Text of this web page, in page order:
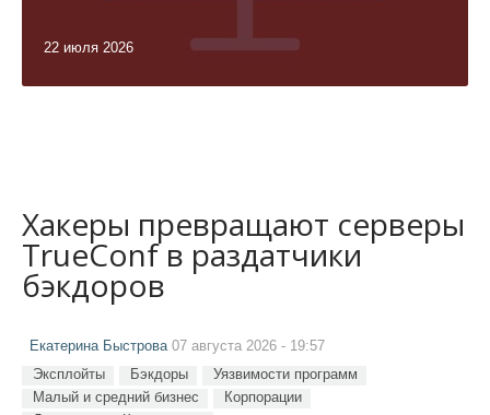
22 июля 2026
Хакеры превращают серверы
TrueConf в раздатчики
бэкдоров
Екатерина Быстрова07 августа 2026 - 19:57
Эксплойты Бэкдоры
Уязвимости программ
Малый и средний бизнес
Корпорации